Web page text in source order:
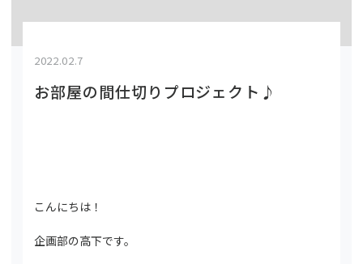
2022.02.7
お部屋の間仕切りプロジェクト♪
こんにちは！
企画部の高下です。